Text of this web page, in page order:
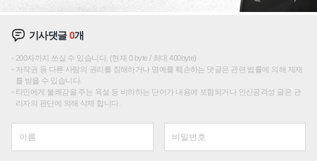
기사댓글0개
200자까지 쓰실 수 있습니다. (현재 0 byte / 최대 400byte)
저작권 등 다른 사람의 권리를 침해하거나 명예를 훼손하는 댓글은 관련 법률에 의해 제재
를 받을 수 있습니다.
타인에게 불쾌감을 주는 욕설 등 비하하는 단어가 내용에 포함되거나 인신공격성 글은 관
리자의 판단에 의해 삭제 합니다.